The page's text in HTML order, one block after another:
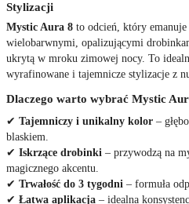
Stylizacji
Mystic Aura 8 to odcień, który emanuje
wielobarwnymi, opalizującymi
ukrytą w mroku zimowej nocy. To
wyrafinowane i tajemnicze stylizacje z
Dlaczego warto wybrać Mystic
✔ Tajemniczy i unikalny kolor –
blaskiem.
✔ Iskrzące drobinki – przywodzą na
magicznego akcentu.
✔ Trwałość do 3 tygodni – formuła
✔ Łatwa aplikacja – idealna